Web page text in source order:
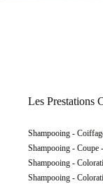
Les Prestations
Shampooing -
Shampooing - Coupe
Shampooing -
Shampooing -